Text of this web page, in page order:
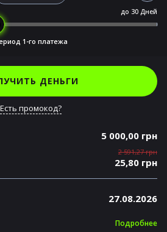
до 30 Дней
1-го платежа
ДЕНЬГИ
Есть промокод?
5 000,00 грн
2 591,27 грн
25,80 грн
27.08.2026
Подробнее